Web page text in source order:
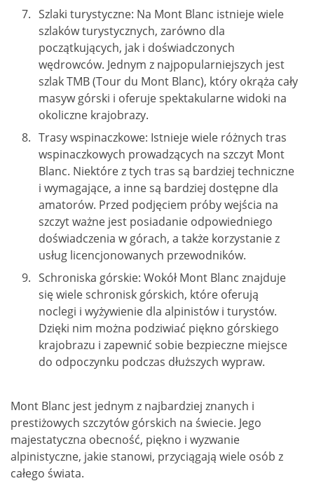
Szlaki turystyczne: Na Mont Blanc istnieje wiele
szlaków turystycznych, zarówno dla
początkujących, jak i doświadczonych
wędrowców. Jednym z najpopularniejszych jest
szlak TMB (Tour du Mont Blanc), który okrąża cały
masyw górski i oferuje spektakularne widoki na
okoliczne krajobrazy.
Trasy wspinaczkowe: Istnieje wiele różnych tras
wspinaczkowych prowadzących na szczyt Mont
Blanc. Niektóre z tych tras są bardziej techniczne
i wymagające, a inne są bardziej dostępne dla
amatorów. Przed podjęciem próby wejścia na
szczyt ważne jest posiadanie odpowiedniego
doświadczenia w górach, a także korzystanie z
usług licencjonowanych przewodników.
Schroniska górskie: Wokół Mont Blanc znajduje
się wiele schronisk górskich, które oferują
noclegi i wyżywienie dla alpinistów i turystów.
Dzięki nim można podziwiać piękno górskiego
krajobrazu i zapewnić sobie bezpieczne miejsce
do odpoczynku podczas dłuższych wypraw.
Mont Blanc jest jednym z najbardziej znanych i
prestiżowych szczytów górskich na świecie. Jego
majestatyczna obecność, piękno i wyzwanie
alpinistyczne, jakie stanowi, przyciągają wiele osób z
całego świata.